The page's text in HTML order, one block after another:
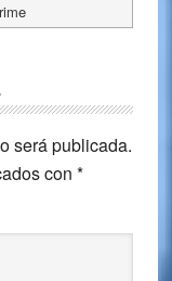
será publicada.
con *